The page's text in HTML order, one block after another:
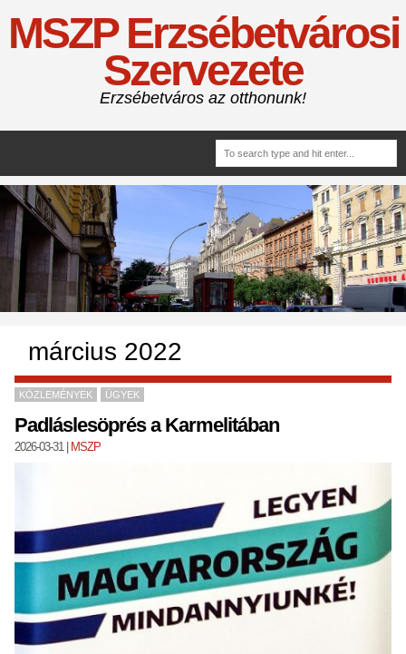
MSZP Erzsébetvárosi
Szervezete
Erzsébetváros az otthonunk!
március 2022
KÖZLEMÉNYEK ÜGYEK
Padláslesöprés a Karmelitában
2026-03-31| MSZP